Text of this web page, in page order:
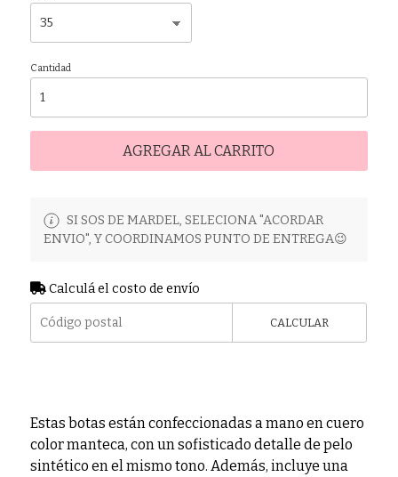
Cantidad
AGREGAR AL CARRITO
SI SOS DE MARDEL, SELECIONA "ACORDAR
ENVIO", Y COORDINAMOS PUNTO DE ENTREGA😉
Calculá el costo de envío
CALCULAR
Estas botas están confeccionadas a mano en cuero
color manteca, con un sofisticado detalle de pelo
sintético en el mismo tono. Además, incluye una